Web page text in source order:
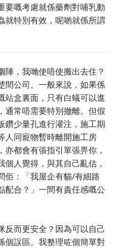
要嘅考慮就係藥劑對哺乳動
就特別有效，呢啲就係所謂
陣，我哋使唔使搬出去住？
間公司。一般來說，如果係
站盒裏面，只有白蟻可以進
通常唔需要特別撤離。但假
鑽少量孔進行灌注，施工期
人同寵物暫時離開施工房
都會有張指引單張畀你，
人覺得，與其自己亂估，
佢：「我屋企有貓/有細路
配合？」一間有責任感嘅公
反而更安全？因為可以自己
個誤區。我整理咗個簡單對